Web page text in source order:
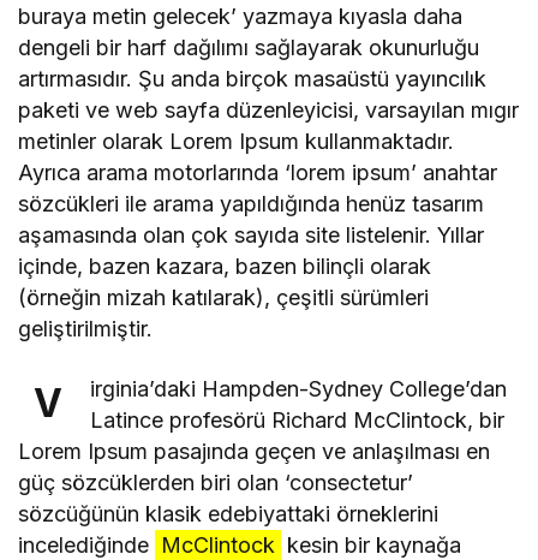
buraya metin gelecek’ yazmaya kıyasla daha
dengeli bir harf dağılımı sağlayarak okunurluğu
artırmasıdır. Şu anda birçok masaüstü yayıncılık
paketi ve web sayfa düzenleyicisi, varsayılan mıgır
metinler olarak Lorem Ipsum kullanmaktadır.
Ayrıca arama motorlarında ‘lorem ipsum’ anahtar
sözcükleri ile arama yapıldığında henüz tasarım
aşamasında olan çok sayıda site listelenir. Yıllar
içinde, bazen kazara, bazen bilinçli olarak
(örneğin mizah katılarak), çeşitli sürümleri
geliştirilmiştir.
V
irginia’daki Hampden-Sydney College’dan
Latince profesörü Richard McClintock, bir
Lorem Ipsum pasajında geçen ve anlaşılması en
güç sözcüklerden biri olan ‘consectetur’
sözcüğünün klasik edebiyattaki örneklerini
incelediğinde McClintock kesin bir kaynağa